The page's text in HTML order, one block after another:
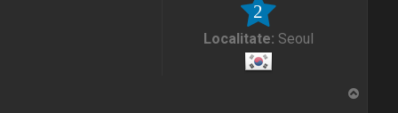
2
Localitate: Seoul